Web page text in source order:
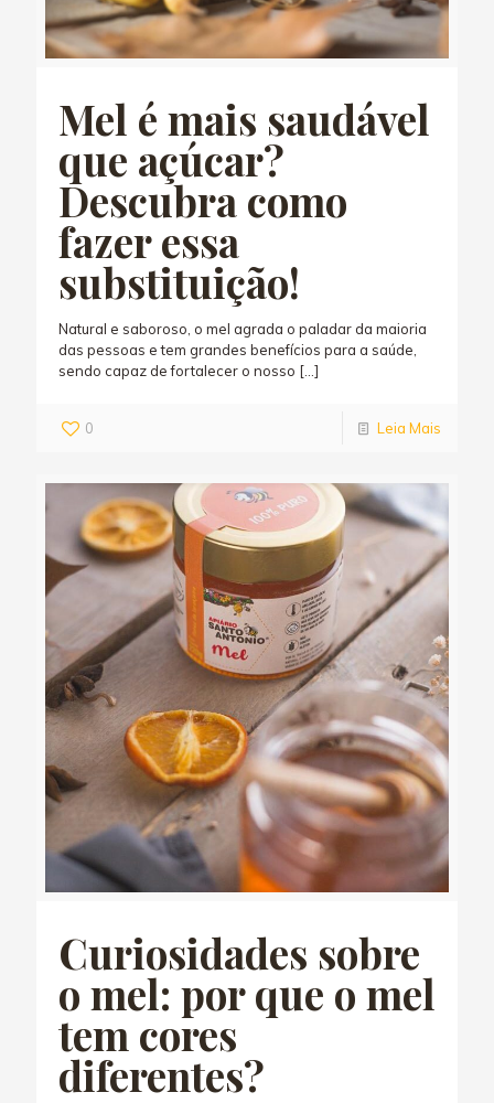
Mel é mais saudável
que açúcar?
Descubra como
fazer essa
substituição!
Natural e saboroso, o mel agrada o paladar da maioria
das pessoas e tem grandes benefícios para a saúde,
sendo capaz de fortalecer o nosso […]
0 Leia Mais
Curiosidades sobre
o mel: por que o mel
tem cores
diferentes?